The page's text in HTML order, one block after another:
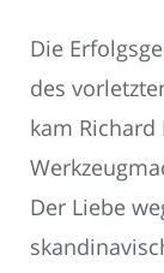
Die
des
kam
Der Liebe